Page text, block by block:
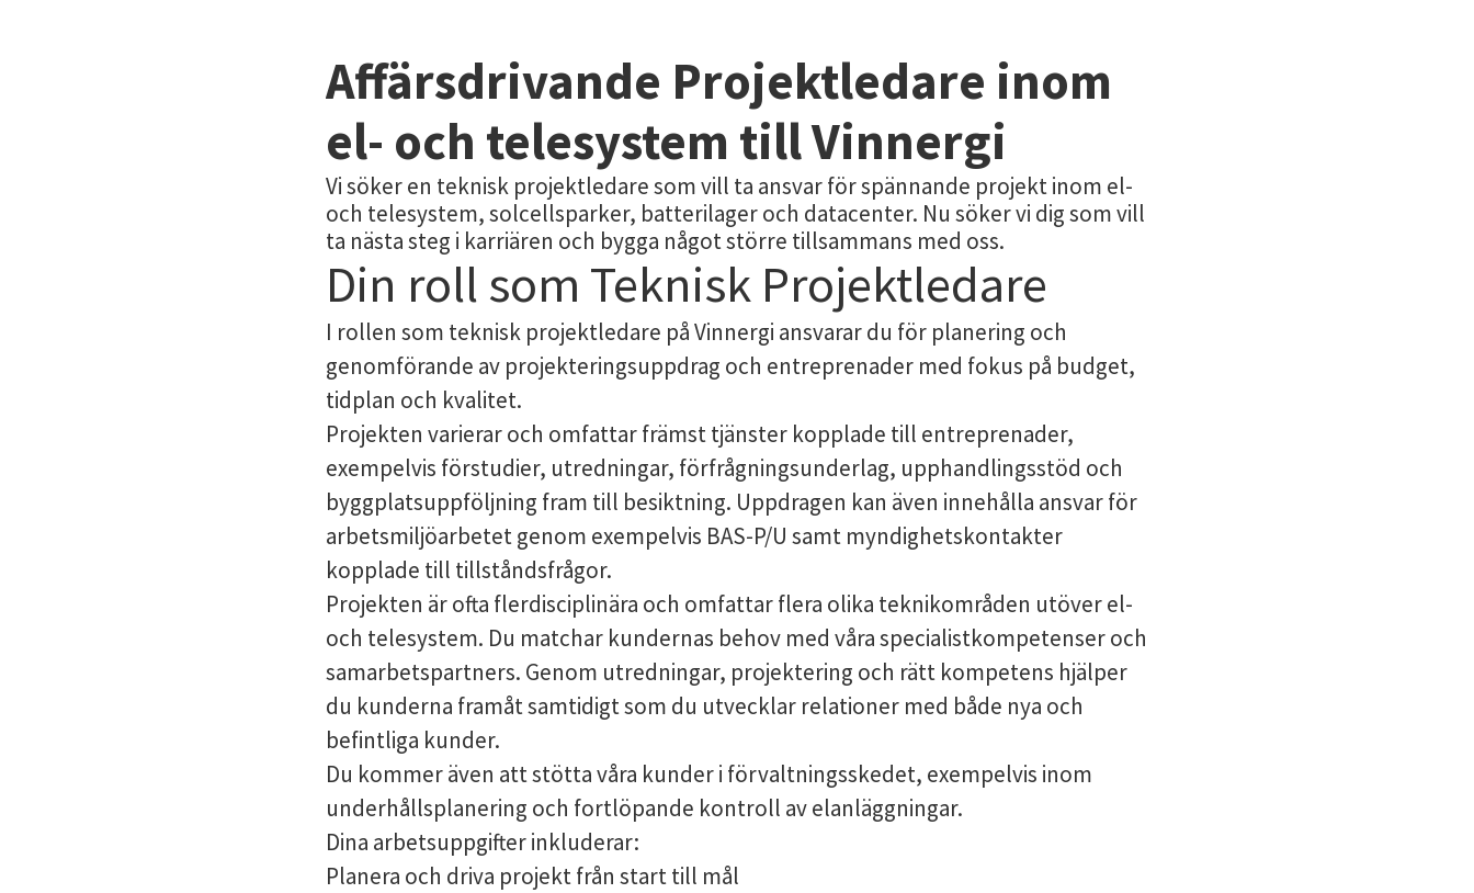
Affärsdrivande Projektledare inom
el- och telesystem till Vinnergi
Vi söker en teknisk projektledare som vill ta ansvar för spännande projekt inom el-
och telesystem, solcellsparker, batterilager och datacenter. Nu söker vi dig som vill
ta nästa steg i karriären och bygga något större tillsammans med oss.
Din roll som Teknisk Projektledare
I rollen som teknisk projektledare på Vinnergi ansvarar du för planering och
genomförande av projekteringsuppdrag och entreprenader med fokus på budget,
tidplan och kvalitet.
Projekten varierar och omfattar främst tjänster kopplade till entreprenader,
exempelvis förstudier, utredningar, förfrågningsunderlag, upphandlingsstöd och
byggplatsuppföljning fram till besiktning. Uppdragen kan även innehålla ansvar för
arbetsmiljöarbetet genom exempelvis BAS-P/U samt myndighetskontakter
kopplade till tillståndsfrågor.
Projekten är ofta flerdisciplinära och omfattar flera olika teknikområden utöver el-
och telesystem. Du matchar kundernas behov med våra specialistkompetenser och
samarbetspartners. Genom utredningar, projektering och rätt kompetens hjälper
du kunderna framåt samtidigt som du utvecklar relationer med både nya och
befintliga kunder.
Du kommer även att stötta våra kunder i förvaltningsskedet, exempelvis inom
underhållsplanering och fortlöpande kontroll av elanläggningar.
Dina arbetsuppgifter inkluderar:
Planera och driva projekt från start till mål